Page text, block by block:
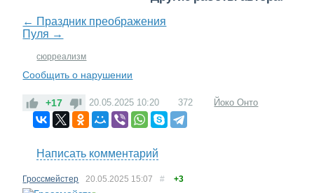
← Праздник преображения
Пуля →
сюрреализм
Сообщить о нарушении
+17 20.05.2025 10:20 372 Йоко Онто
Написать комментарий
Гроссмейстер 20.05.2025 15:07 # +3